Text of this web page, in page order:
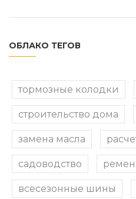
ОБЛАКО ТЕГОВ
тормозные колодки
строительство дома
замена масла
садоводство
всесезонные шины